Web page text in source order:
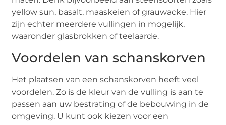
yellow sun, basalt, maaskeien of grauwacke. Hier
zijn echter meerdere vullingen in mogelijk,
waaronder glasbrokken of teelaarde.
Voordelen van schanskorven
Het plaatsen van een schanskorven heeft veel
voordelen. Zo is de kleur van de vulling is aan te
passen aan uw bestrating of de bebouwing in de
omgeving. U kunt ook kiezen voor een